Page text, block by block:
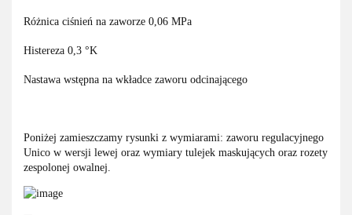
Różnica ciśnień na zaworze 0,06 MPa
Histereza 0,3 °K
Nastawa wstępna na wkładce zaworu odcinającego
Poniżej zamieszczamy rysunki z wymiarami: zaworu regulacyjnego
Unico w wersji lewej oraz wymiary tulejek maskujących oraz rozety
zespolonej owalnej.